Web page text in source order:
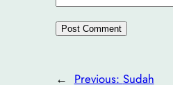
← Previous: Sudah